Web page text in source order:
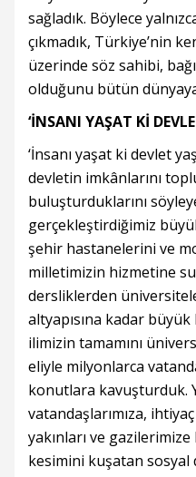
sağladık. Böylece
çıkmadık, Türkiye’nin
üzerinde söz sahibi,
olduğunu bütün
‘İNSANI YAŞAT Kİ
‘İnsanı yaşat ki devlet
devletin imkânlarını
buluşturduklarını
gerçekleştirdiğimiz
şehir hastanelerini ve
milletimizin hizmetine
dersliklerden
altyapısına kadar
ilimizin tamamını
eliyle milyonlarca
konutlara kavuşturduk.
vatandaşlarımıza,
yakınları ve
kesimini kuşatan sosyal